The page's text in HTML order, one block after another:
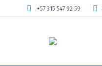
+57 315 547 92 59